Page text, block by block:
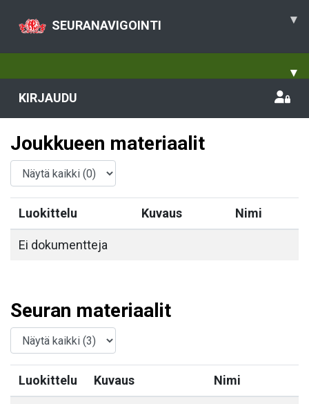
SEURANAVIGOINTI ▾
▾
KIRJAUDU
Joukkueen materiaalit
Luokittelu Kuvaus Nimi
Ei dokumentteja
Seuran materiaalit
Luokittelu Kuvaus Nimi